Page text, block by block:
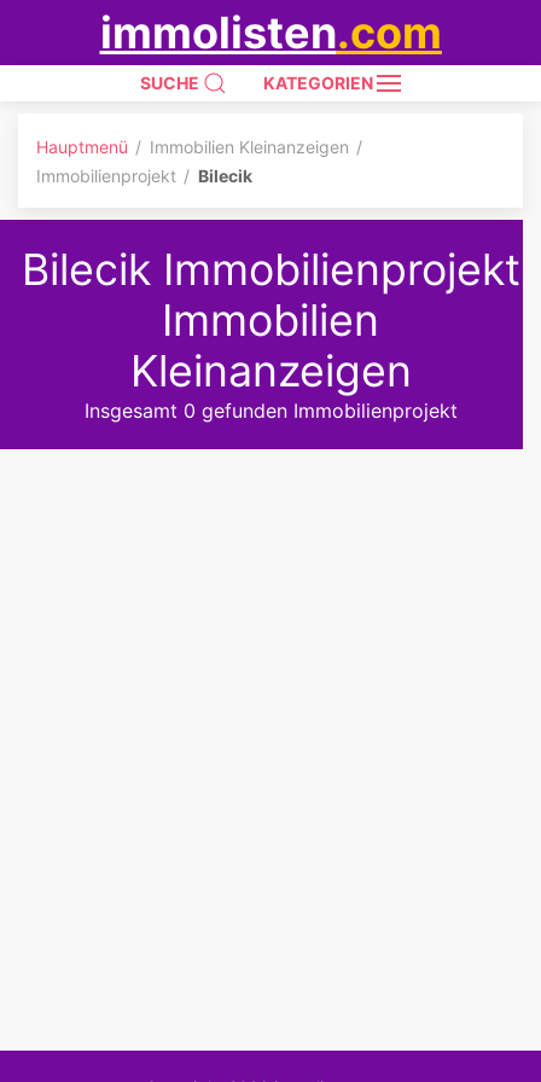
immolisten.com
SUCHE KATEGORIEN
Hauptmenü
Immobilien Kleinanzeigen
Immobilienprojekt
Bilecik
Bilecik Immobilienprojekt
Immobilien
Kleinanzeigen
Insgesamt 0 gefunden Immobilienprojekt